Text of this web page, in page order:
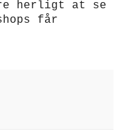
herligt at se
får